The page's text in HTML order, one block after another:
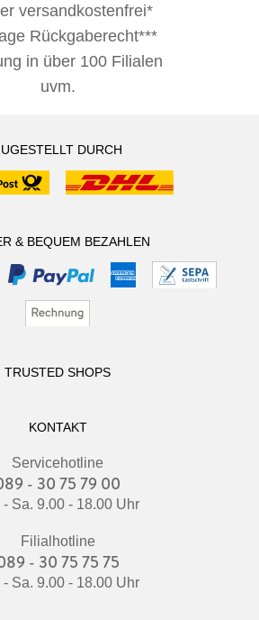
versandkostenfrei*
Rückgaberecht***
in über 100 Filialen
uvm.
DURCH
& BEQUEM BEZAHLEN
TRUSTED SHOPS
KONTAKT
Servicehotline
- 30 75 79 00
- Sa. 9.00 - 18.00 Uhr
Filialhotline
- 30 75 75 75
- Sa. 9.00 - 18.00 Uhr